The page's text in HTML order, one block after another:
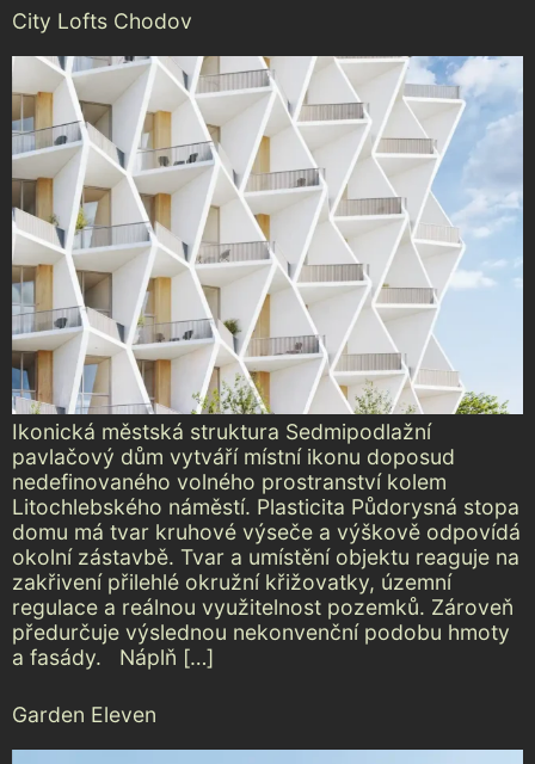
City Lofts Chodov
Ikonická městská struktura Sedmipodlažní
pavlačový dům vytváří místní ikonu doposud
nedefinovaného volného prostranství kolem
Litochlebského náměstí. Plasticita Půdorysná stopa
domu má tvar kruhové výseče a výškově odpovídá
okolní zástavbě. Tvar a umístění objektu reaguje na
zakřivení přilehlé okružní křižovatky, územní
regulace a reálnou využitelnost pozemků. Zároveň
předurčuje výslednou nekonvenční podobu hmoty
a fasády. Náplň […]
Garden Eleven